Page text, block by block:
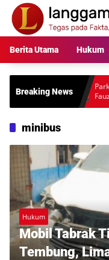
Langsung
konten
Berita Utama Hukum
Breaking News
Parkir dan
Fauzi Desak
Pembenahan
minibus
Hukum
Mobil Tabrak
Tembung,